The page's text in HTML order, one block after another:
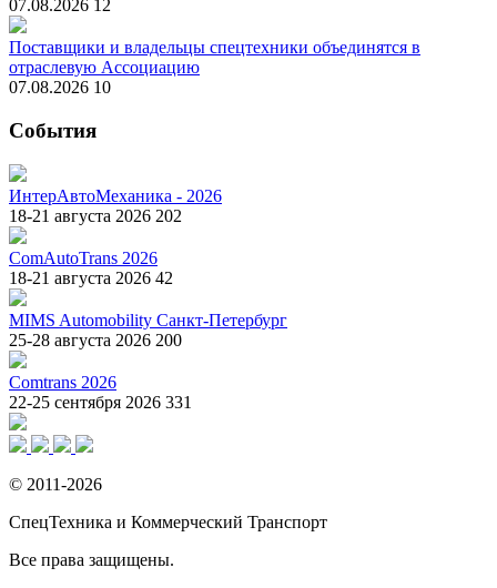
07.08.2026 12
Поставщики и владельцы спецтехники объединятся в
отраслевую Ассоциацию
07.08.2026 10
События
ИнтерАвтоМеханика - 2026
18-21 августа 2026 202
ComAutoTrans 2026
18-21 августа 2026 42
MIMS Automobility Санкт-Петербург
25-28 августа 2026 200
Comtrans 2026
22-25 сентября 2026 331
© 2011-2026
СпецТехника и Коммерческий Транспорт
Все права защищены.